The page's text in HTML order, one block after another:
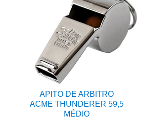
APITO DE ARBITRO
ACME THUNDERER 59,5
MÉDIO